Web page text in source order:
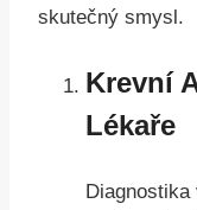
skutečný smysl.
Krevní
Lékaře